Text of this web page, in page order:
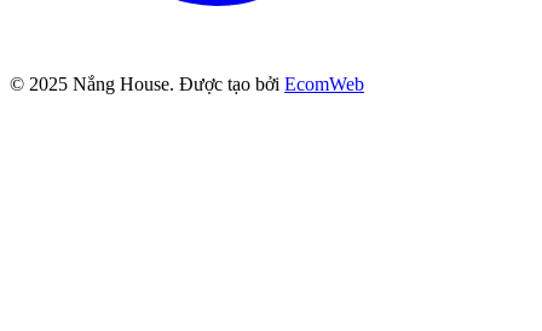
© 2025 Nắng House. Được tạo bởi EcomWeb